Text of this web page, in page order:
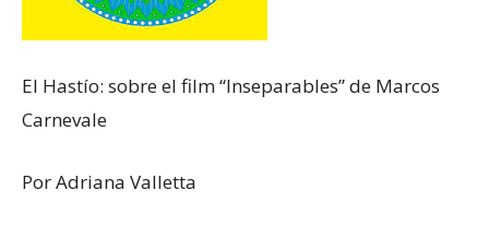
El Hastío: sobre el film “Inseparables” de Marcos
Carnevale
Por Adriana Valletta